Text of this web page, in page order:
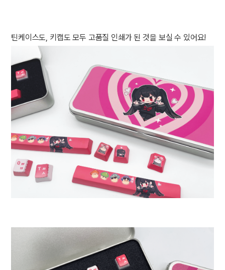
틴케이스도, 키캡도 모두 고품질 인쇄가 된 것을 보실 수 있어요!